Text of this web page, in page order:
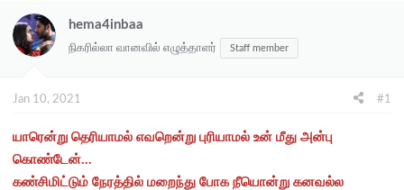
hema4inbaa
நிகரில்லா வானவில் எழுத்தாளர் Staff member
Jan 10, 2021 #1
யாரென்று தெரியாமல் எவறென்று புரியாமல் உன் மீது அன்பு
கொண்டேன்...
கண்சிமிட்டும் நேரத்தில் மறைந்து போக நீயொன்று கனவல்ல